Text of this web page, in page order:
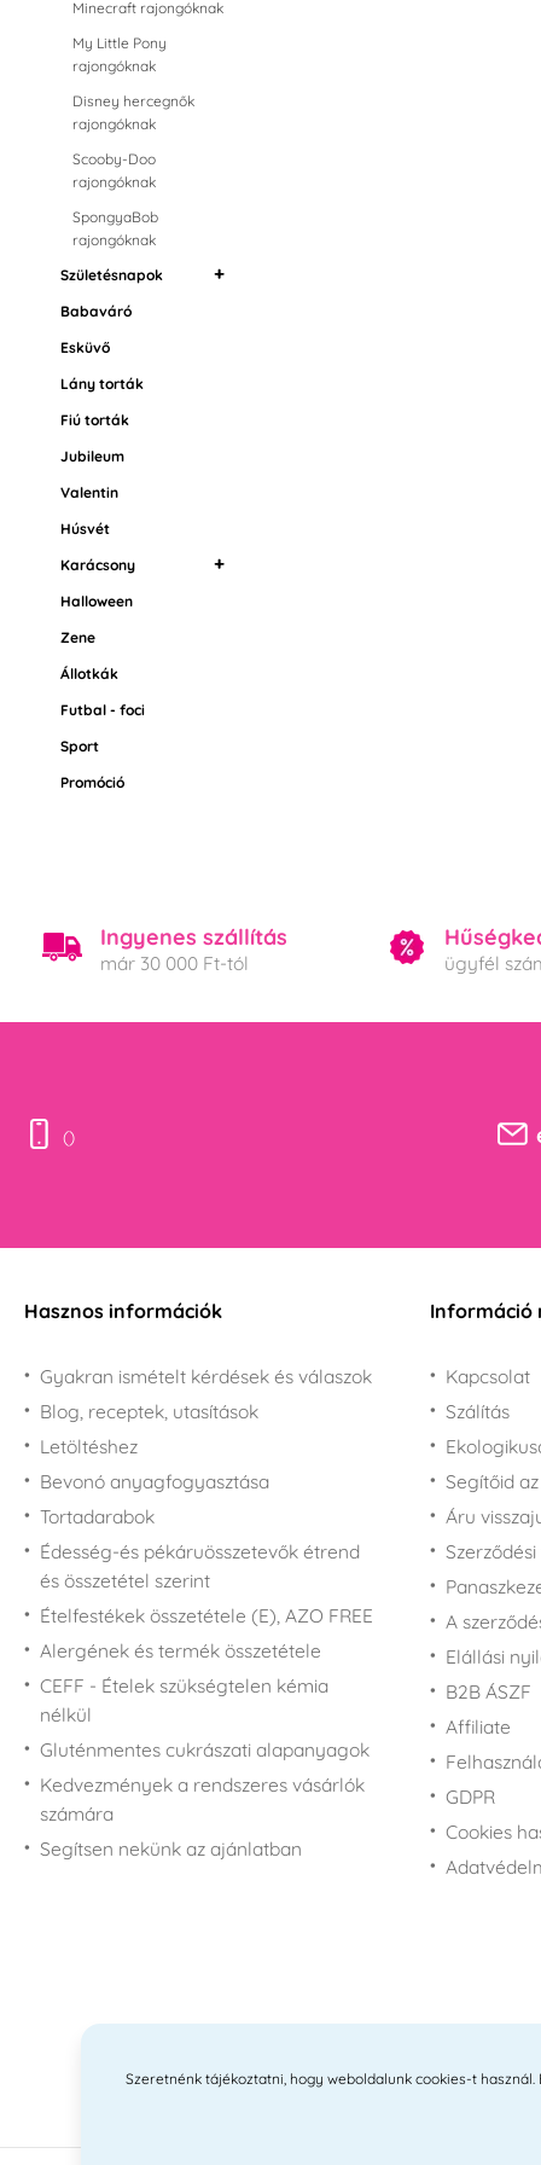
Mézes kalács kiszúrók
Rozsdamentes acél
kiszúrók
Minecraft rajongóknak
My Little Pony
rajongóknak
Disney hercegnők
rajongóknak
Scooby-Doo
rajongóknak
SpongyaBob
rajongóknak
Star Wars rajongóknak
rajongóknak
Hupikék törpikék
rajongóknak
Mancs őrjárat
Patrol
Trolls rajongóknak -
Születésnapok
Születésnapi gyertyák
Babaváró
Esküvő
Lány torták
Fiú torták
Jubileum
Valentin
Húsvét
Karácsony
Karácsonyi diszítés
Vánoční balení
Halloween
Zene
Állotkák
Futbal - foci
Sport
Promóció
Ingyenes szállítás
már 30 000 Ft-tól ügyfél
()
Hasznos információk
Gyakran ismételt kérdések és válaszok
Blog, receptek, utasítások
Letöltéshez
Bevonó anyagfogyasztása
Tortadarabok
Édesség-és pékáruösszetevők étrend
és összetétel szerint
Ételfestékek összetétele (E), AZO FREE
Alergének és termék összetétele
CEFF - Ételek szükségtelen kémia
nélkül
Gluténmentes cukrászati alapanyagok
Kedvezmények a rendszeres vásárlók
számára
Segítsen nekünk az ajánlatban
Információ
Kapcsolat
Szálítás
Segítőid
Áru
A
Elállási
B2B ÁSZF
Affiliate
GDPR
Cookies
Szeretnénk tájékoztatni, hogy weboldalunk cookies-t